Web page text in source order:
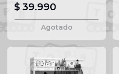
$ 39.990
Agotado